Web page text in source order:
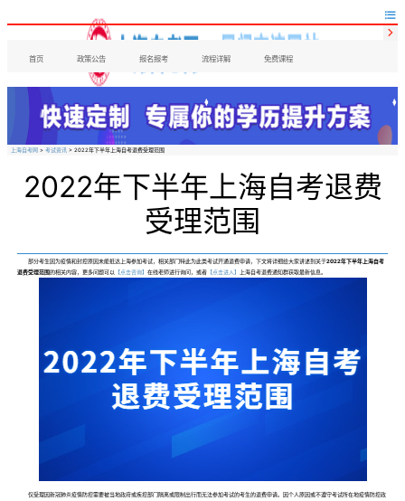

首页 政策公告 报名报考 流程详解 免费课程

上海自考网 > 考试资讯 > 2022年下半年上海自考退费受理范围
2022年下半年上海自考退费
受理范围
部分考生因为疫情和封控原因未能抵达上海参加考试，相关部门特此为此类考试开通退费申请，下文将详细给大家讲述到关于2022年下半年上海自考
退费受理范围的相关内容，更多问题可以 【点击咨询】 在线老师进行询问，或者【点击进入】 上海自考退费通知群获取最新信息。
仅受理因新冠肺炎疫情防控需要被当地政府或疾控部门隔离或限制出行而无法参加考试的考生的退费申请。因个人原因或不遵守考试所在地疫情防控政